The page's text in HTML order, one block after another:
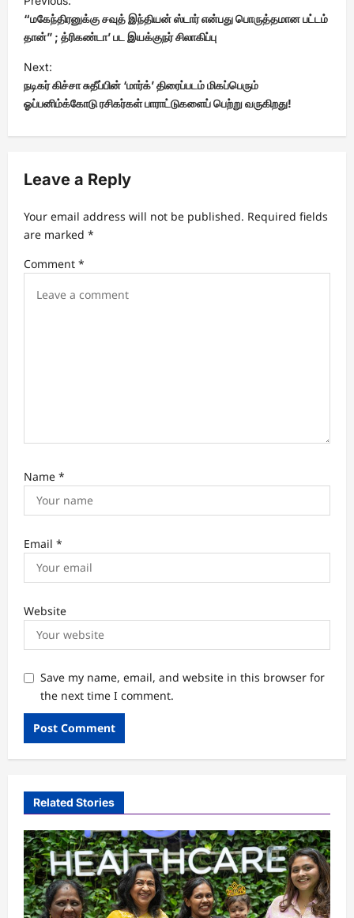
o
s
t
n
a
v
g
a
t
i
“மகேந்திரனுக்கு சவுத் இந்தியன் ஸ்டார் என்பது பொருத்தமான பட்டம்
தான்” ; த்ரிகண்டா’ பட இயக்குநர் சிலாகிப்பு
Next:
நடிகர் கிச்சா சுதீப்பின் ‘மார்க்’ திரைப்படம் மிகப்பெரும்
ஓப்பனிம்க்கோடு ரசிகர்கள் பாராட்டுகளைப் பெற்று வருகிறது!
Leave a Reply
Your email address will not be published. Required fields
are marked *
Comment *
Name *
Email *
Website
Save my name, email, and website in this browser for
the next time I comment.
Related Stories